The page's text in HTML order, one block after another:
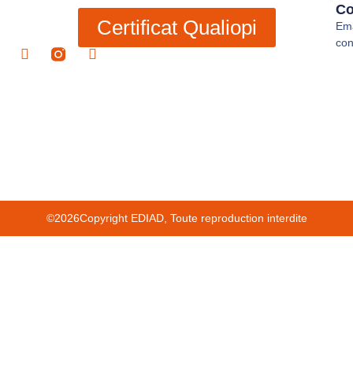
Certificat Qualiopi
©2026Copyright EDIAD, Toute reproduction interdite